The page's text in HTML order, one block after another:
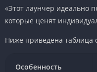
«Этот лаунчер идеально
которые ценят
Ниже приведена таблица
Особенность